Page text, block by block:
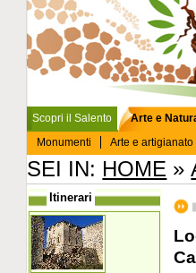
Scopri il Salento
Arte e
Monumenti
Arte e artigianato
SEI IN: HOME »
Itinerari